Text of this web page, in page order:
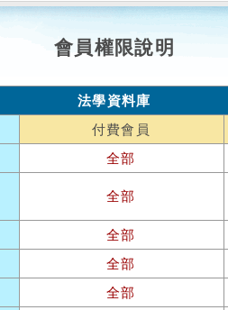
會員權限說明
法學資料庫
付費會員
全部
全部
全部
全部
全部